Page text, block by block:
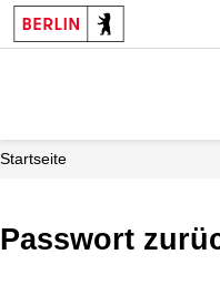
Startseite
Passwort